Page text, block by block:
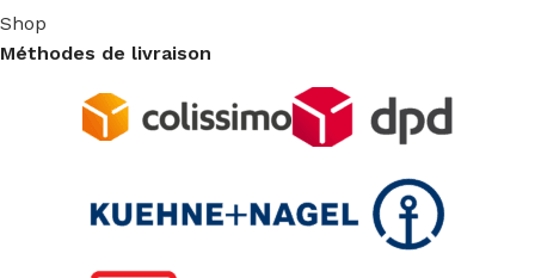
Shop
Méthodes de livraison